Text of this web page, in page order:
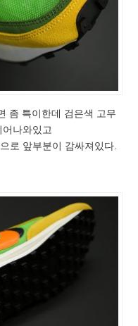
좀 특이한데 검은색 고무
나와있고
로 앞부분이 감싸져있다.